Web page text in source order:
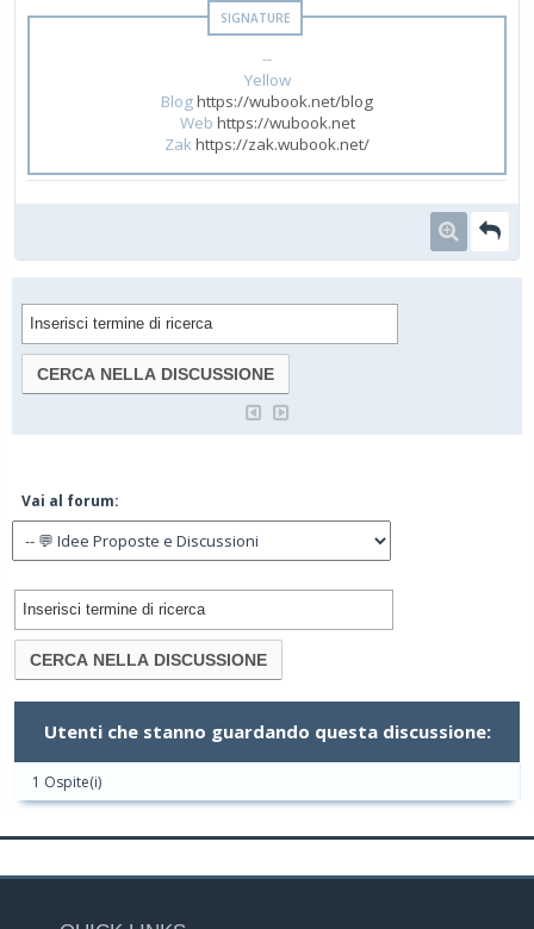
--
Yellow
Bloghttps://wubook.net/blog
Web https://wubook.net
Zakhttps://zak.wubook.net/
Vai al forum:
Utenti che stanno guardando questa discussione:
1 Ospite(i)